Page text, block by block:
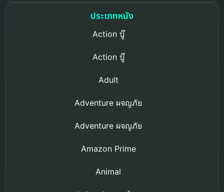
ประเภทหนัง
Action บู๊
Action บู๊
Adult
Adventure ผจญภัย
Adventure ผจญภัย
Amazon Prime
Animal